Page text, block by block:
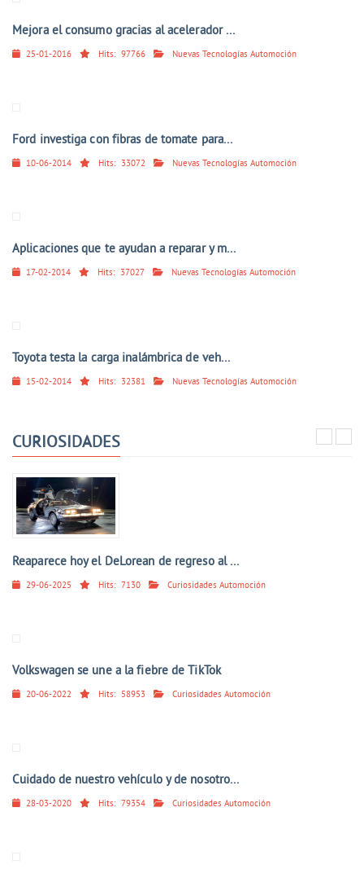
Mejora el consumo gracias al acelerador ...
25-01-2016 Hits: 97766 Nuevas Tecnologías Automoción
Ford investiga con fibras de tomate para...
10-06-2014 Hits: 33072 Nuevas Tecnologías Automoción
Aplicaciones que te ayudan a reparar y m...
17-02-2014 Hits: 37027 Nuevas Tecnologías Automoción
Toyota testa la carga inalámbrica de veh...
15-02-2014 Hits: 32381 Nuevas Tecnologías Automoción
CURIOSIDADES
Reaparece hoy el DeLorean de regreso al ...
29-06-2025 Hits: 7130 Curiosidades Automoción
Volkswagen se une a la fiebre de TikTok
20-06-2022 Hits: 58953 Curiosidades Automoción
Cuidado de nuestro vehículo y de nosotro...
28-03-2020 Hits: 79354 Curiosidades Automoción